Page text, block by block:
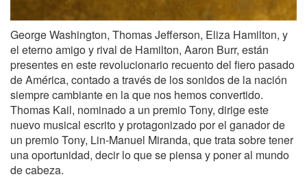
George Washington, Thomas Jefferson, Eliza Hamilton, y
el eterno amigo y rival de Hamilton, Aaron Burr, están
presentes en este revolucionario recuento del fiero pasado
de América, contado a través de los sonidos de la nación
siempre cambiante en la que nos hemos convertido.
Thomas Kail, nominado a un premio Tony, dirige este
nuevo musical escrito y protagonizado por el ganador de
un premio Tony, Lin-Manuel Miranda, que trata sobre tener
una oportunidad, decir lo que se piensa y poner al mundo
de cabeza.